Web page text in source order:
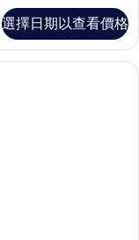
選擇日期以查看價格
大雙人床, 可使用俱樂部